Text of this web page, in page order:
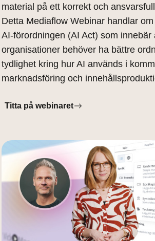
material på ett korrekt och
Detta Mediaflow Webinar handlar
AI-förordningen (AI Act) som innebär
organisationer behöver ha bättre
tydlighet kring hur AI används i
marknadsföring och
Titta på webinaret